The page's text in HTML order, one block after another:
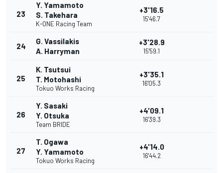
23
Y. Yamamoto
S. Takehara
K-ONE Racing Team
+3'16.5
15'46.7
24
G. Vassilakis
A. Harryman
+3'28.9
15'59.1
25
K. Tsutsui
T. Motohashi
Tokuo Works Racing
+3'35.1
16'05.3
26
Y. Sasaki
Y. Otsuka
Team BRIDE
+4'09.1
16'39.3
27
T. Ogawa
Y. Yamamoto
Tokuo Works Racing
+4'14.0
16'44.2